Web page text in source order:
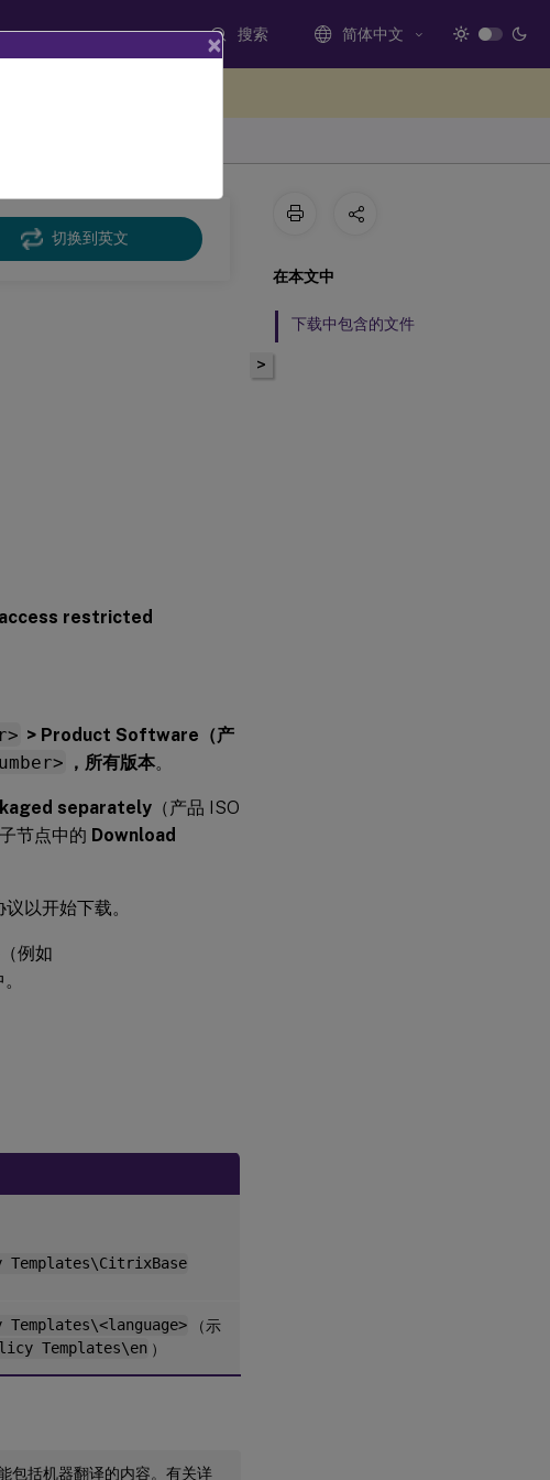
搜索 简体中文
切换到英文
restricted
> Product Software（产
，所有版本。
separately （产品 ISO
子节点中的 Download
以开始下载。
例如
Templates\CitrixBase
（示
Templates\en ）
包括机器翻译的内容。有关详
>
在本文中
下载中包含的文件
×